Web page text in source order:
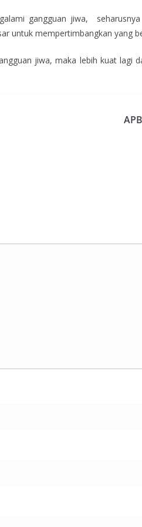
gangguan jiwa,
untuk mempertimbangkan yang
jiwa, maka lebih kuat lagi